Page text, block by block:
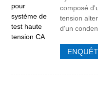
composé
tension
d'un